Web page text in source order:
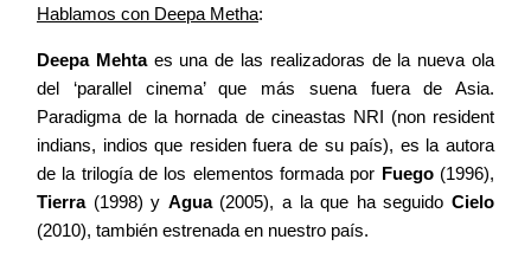
Hablamos con Deepa Metha:
Deepa Mehtaes una de las realizadoras de la nueva ola
del ‘parallel cinema’ que más suena fuera de Asia.
Paradigma de la hornada de cineastas NRI (non resident
indians, indios que residen fuera de su país), es la autora
de la trilogía de los elementos formada por Fuego(1996),
Tierra(1998) y Agua(2005), a la que ha seguidoCielo
(2010), también estrenada en nuestro país.